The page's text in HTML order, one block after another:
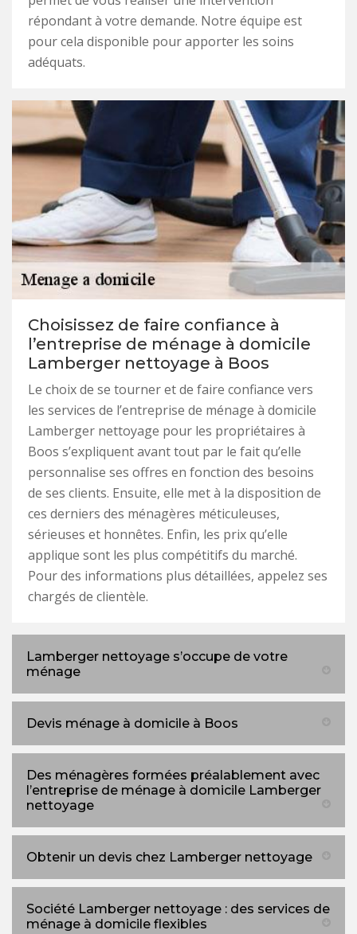
répondant à votre demande. Notre équipe est
pour cela disponible pour apporter les soins
adéquats.
Choisissez de faire confiance à
l’entreprise de ménage à domicile
Lamberger nettoyage à Boos
Le choix de se tourner et de faire confiance vers
les services de l’entreprise de ménage à domicile
Lamberger nettoyage pour les propriétaires à
Boos s’expliquent avant tout par le fait qu’elle
personnalise ses offres en fonction des besoins
de ses clients. Ensuite, elle met à la disposition de
ces derniers des ménagères méticuleuses,
sérieuses et honnêtes. Enfin, les prix qu’elle
applique sont les plus compétitifs du marché.
Pour des informations plus détaillées, appelez ses
chargés de clientèle.
Lamberger nettoyage s’occupe de votre
ménage
Devis ménage à domicile à Boos
Des ménagères formées préalablement avec
l’entreprise de ménage à domicile Lamberger
nettoyage
Obtenir un devis chez Lamberger nettoyage
Société Lamberger nettoyage : des services de
ménage à domicile flexibles